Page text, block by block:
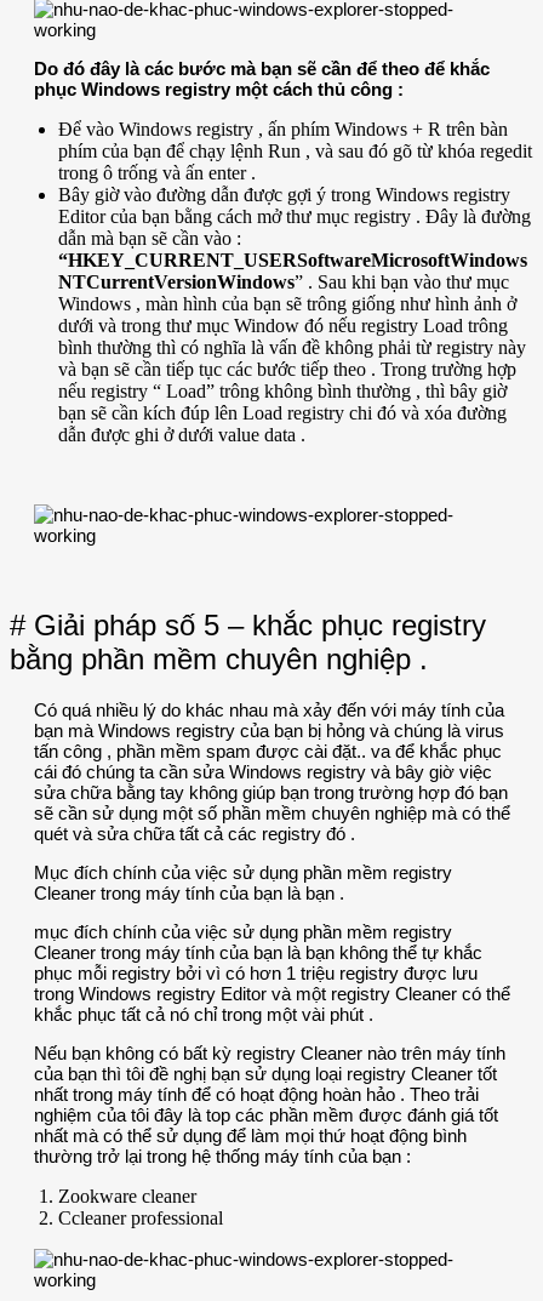
Do đó đây là các bước mà bạn sẽ cần để theo để khắc
phục Windows registry một cách thủ công :
Để vào Windows registry , ấn phím Windows + R trên bàn
phím của bạn để chạy lệnh Run , và sau đó gõ từ khóa regedit
trong ô trống và ấn enter .
Bây giờ vào đường dẫn được gợi ý trong Windows registry
Editor của bạn bằng cách mở thư mục registry . Đây là đường
dẫn mà bạn sẽ cần vào :
“HKEY_CURRENT_USERSoftwareMicrosoftWindows
NTCurrentVersionWindows” . Sau khi bạn vào thư mục
Windows , màn hình của bạn sẽ trông giống như hình ảnh ở
dưới và trong thư mục Window đó nếu registry Load trông
bình thường thì có nghĩa là vấn đề không phải từ registry này
và bạn sẽ cần tiếp tục các bước tiếp theo . Trong trường hợp
nếu registry “ Load” trông không bình thường , thì bây giờ
bạn sẽ cần kích đúp lên Load registry chi đó và xóa đường
dẫn được ghi ở dưới value data .
# Giải pháp số 5 – khắc phục registry
bằng phần mềm chuyên nghiệp .
Có quá nhiều lý do khác nhau mà xảy đến với máy tính của
bạn mà Windows registry của bạn bị hỏng và chúng là virus
tấn công , phần mềm spam được cài đặt.. va để khắc phục
cái đó chúng ta cần sửa Windows registry và bây giờ việc
sửa chữa bằng tay không giúp bạn trong trường hợp đó bạn
sẽ cần sử dụng một số phần mềm chuyên nghiệp mà có thể
quét và sửa chữa tất cả các registry đó .
Mục đích chính của việc sử dụng phần mềm registry
Cleaner trong máy tính của bạn là bạn .
mục đích chính của việc sử dụng phần mềm registry
Cleaner trong máy tính của bạn là bạn không thể tự khắc
phục mỗi registry bởi vì có hơn 1 triệu registry được lưu
trong Windows registry Editor và một registry Cleaner có thể
khắc phục tất cả nó chỉ trong một vài phút .
Nếu bạn không có bất kỳ registry Cleaner nào trên máy tính
của bạn thì tôi đề nghị bạn sử dụng loại registry Cleaner tốt
nhất trong máy tính để có hoạt động hoàn hảo . Theo trải
nghiệm của tôi đây là top các phần mềm được đánh giá tốt
nhất mà có thể sử dụng để làm mọi thứ hoạt động bình
thường trở lại trong hệ thống máy tính của bạn :
Zookware cleaner
Ccleaner professional